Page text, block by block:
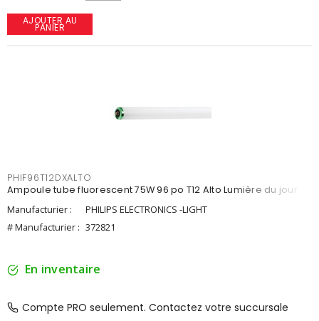
AJOUTER AU
PANIER
PHIF96T12DXALTO
Ampoule tube fluorescent 75W 96 po T12 Alto Lumière du jour
Manufacturier :
PHILIPS ELECTRONICS -LIGHT
# Manufacturier : 372821
En inventaire
Compte PRO seulement. Contactez votre succursale